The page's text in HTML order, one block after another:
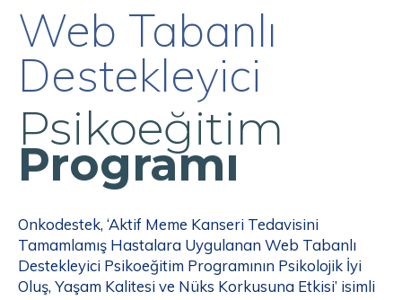
Web Tabanlı
Destekleyici
Psikoeğitim
Programı
Onkodestek, ‘Aktif Meme Kanseri Tedavisini
Tamamlamış Hastalara Uygulanan Web Tabanlı
Destekleyici Psikoeğitim Programının Psikolojik İyi
Oluş, Yaşam Kalitesi ve Nüks Korkusuna Etkisi’ isimli